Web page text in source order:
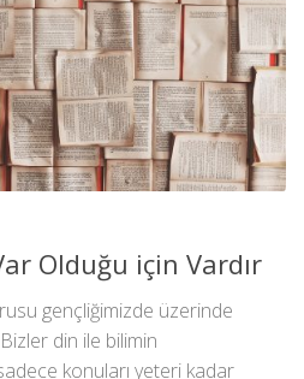
Olduğu için Vardır
gençliğimizde üzerinde
din ile bilimin
konuları yeteri kadar